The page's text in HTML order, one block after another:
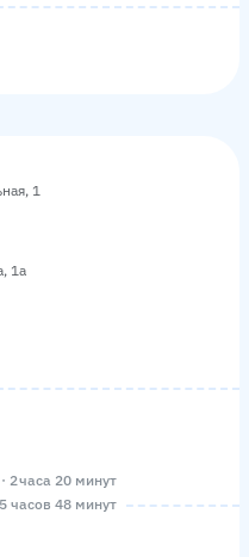
1
1а
2 часа 20 минут
часов 48 минут